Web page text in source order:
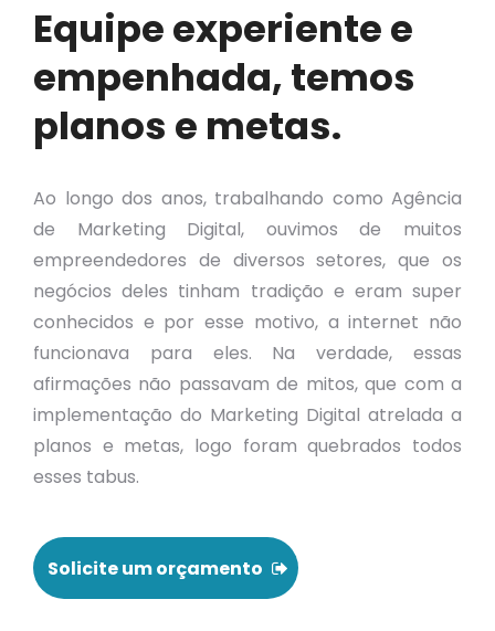
Equipe experiente e
empenhada, temos
planos e metas.
Ao longo dos anos, trabalhando como Agência
de Marketing Digital, ouvimos de muitos
empreendedores de diversos setores, que os
negócios deles tinham tradição e eram super
conhecidos e por esse motivo, a internet não
funcionava para eles. Na verdade, essas
afirmações não passavam de mitos, que com a
implementação do Marketing Digital atrelada a
planos e metas, logo foram quebrados todos
esses tabus.
Solicite um orçamento